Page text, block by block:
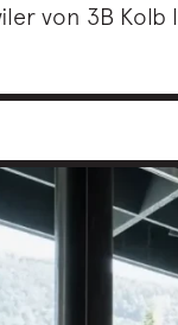
von 3B